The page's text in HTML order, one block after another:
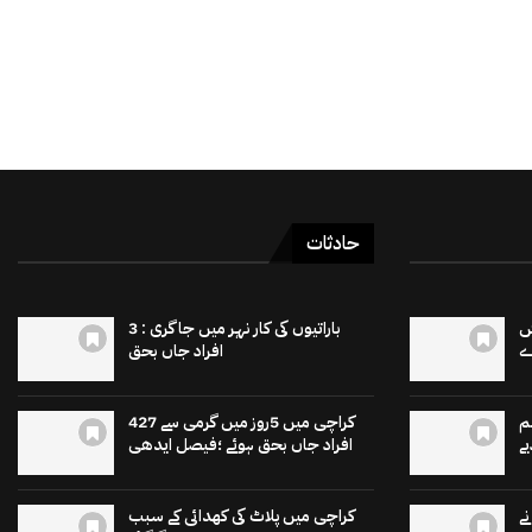
حادثات
باراتیوں کی کار نہر میں جاگری : 3
افراد جاں بحق
کراچی میں 5روز میں گرمی سے 427
افراد جاں بحق ہوئے ؛فیصل ایدھی
کراچی میں پلاٹ کی کھدائی کے سبب
برٹش